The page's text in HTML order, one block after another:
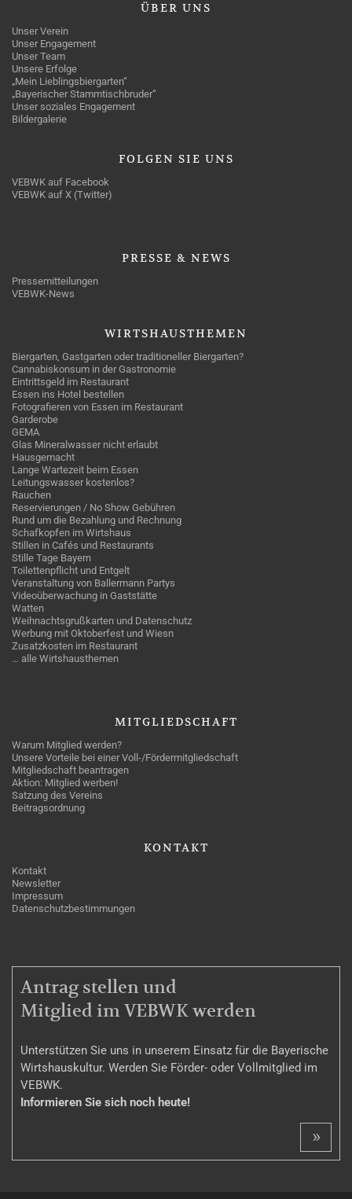
ÜBER UNS
Unser Verein
Unser Engagement
Unser Team
Unsere Erfolge
„Mein Lieblingsbiergarten“
„Bayerischer Stammtischbruder“
Unser soziales Engagement
Bildergalerie
FOLGEN SIE UNS
VEBWK auf Facebook
VEBWK auf X (Twitter)
PRESSE & NEWS
Pressemitteilungen
VEBWK-News
WIRTSHAUSTHEMEN
Biergarten, Gastgarten oder traditioneller Biergarten?
Cannabiskonsum in der Gastronomie
Eintrittsgeld im Restaurant
Essen ins Hotel bestellen
Fotografieren von Essen im Restaurant
Garderobe
GEMA
Glas Mineralwasser nicht erlaubt
Hausgemacht
Lange Wartezeit beim Essen
Leitungswasser kostenlos?
Rauchen
Reservierungen / No Show Gebühren
Rund um die Bezahlung und Rechnung
Schafkopfen im Wirtshaus
Stillen in Cafés und Restaurants
Stille Tage Bayern
Toilettenpflicht und Entgelt
Veranstaltung von Ballermann Partys
Videoüberwachung in Gaststätte
Watten
Weihnachtsgrußkarten und Datenschutz
Werbung mit Oktoberfest und Wiesn
Zusatzkosten im Restaurant
… alle Wirtshausthemen
MITGLIEDSCHAFT
Warum Mitglied werden?
Unsere Vorteile bei einer Voll-/Fördermitgliedschaft
Mitgliedschaft beantragen
Aktion: Mitglied werben!
Satzung des Vereins
Beitragsordnung
KONTAKT
Kontakt
Newsletter
Impressum
Datenschutzbestimmungen
MITGLIEDSCHAFT
Antrag stellen und
Mitglied im VEBWK werden
Unterstützen Sie uns in unserem Einsatz für die Bayerische
Wirtshauskultur. Werden Sie Förder- oder Vollmitglied im
VEBWK.
Informieren Sie sich noch heute!
»